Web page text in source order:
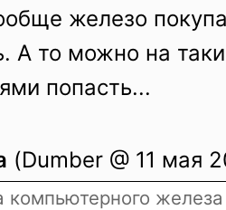
железо
А то можно на
попасть...
(Dumber @ 11 мая
компьютерного